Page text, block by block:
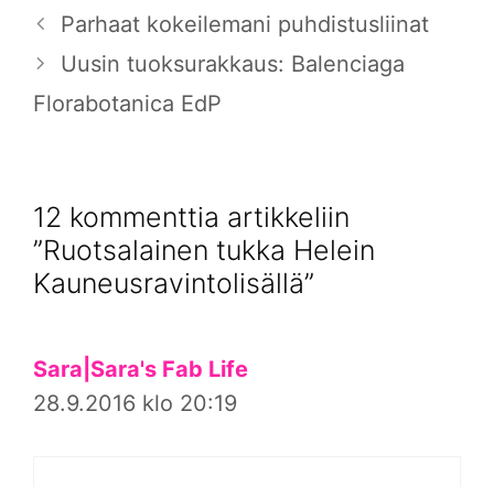
Parhaat kokeilemani puhdistusliinat
Uusin tuoksurakkaus: Balenciaga
Florabotanica EdP
12 kommenttia artikkeliin
”Ruotsalainen tukka Helein
Kauneusravintolisällä”
Sara|Sara's Fab Life
28.9.2016 klo 20:19